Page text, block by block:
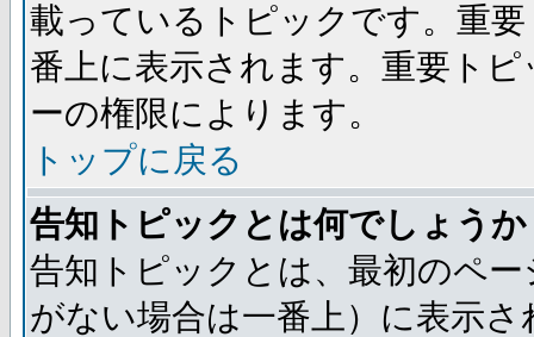
載っているトピックです。重
番上に表示されます。重要ト
ーの権限によります。
トップに戻る
告知トピックとは何でしょうか
告知トピックとは、最初のペ
がない場合は一番上）に表示